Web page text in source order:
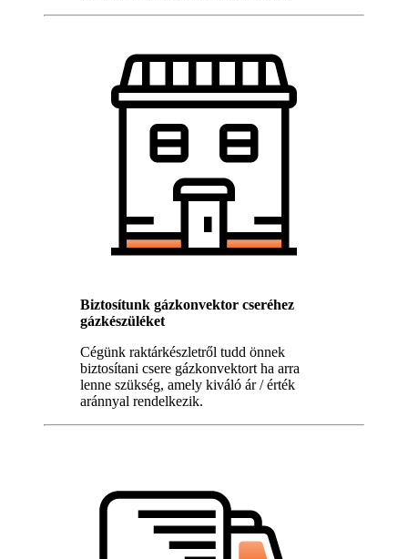
Biztosítunk gázkonvektor cseréhez
gázkészüléket
Cégünk raktárkészletről tudd önnek
biztosítani csere gázkonvektort ha arra
lenne szükség, amely kiváló ár / érték
aránnyal rendelkezik.